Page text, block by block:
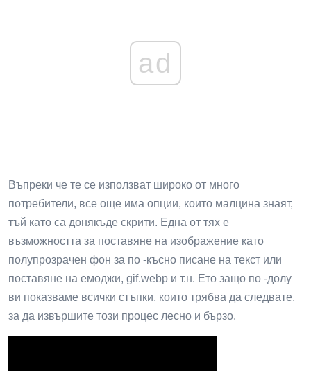
ad
Въпреки че те се използват широко от много
потребители, все още има опции, които малцина знаят,
тъй като са донякъде скрити. Една от тях е
възможността за поставяне на изображение като
полупрозрачен фон за по -късно писане на текст или
поставяне на емоджи, gif.webp и т.н. Ето защо по -долу
ви показваме всички стъпки, които трябва да следвате,
за да извършите този процес лесно и бързо.